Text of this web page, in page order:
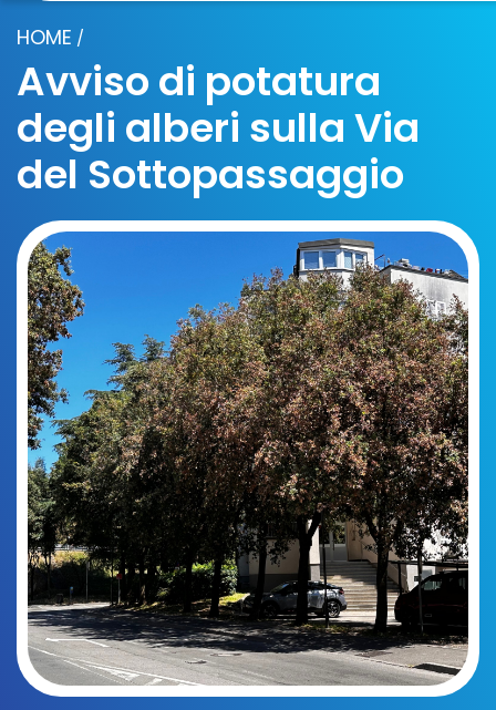
HOME /
Avviso di potatura
degli alberi sulla Via
del Sottopassaggio